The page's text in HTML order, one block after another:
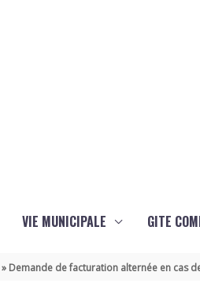
VIE MUNICIPALE GITE
Demande de facturation alternée en cas